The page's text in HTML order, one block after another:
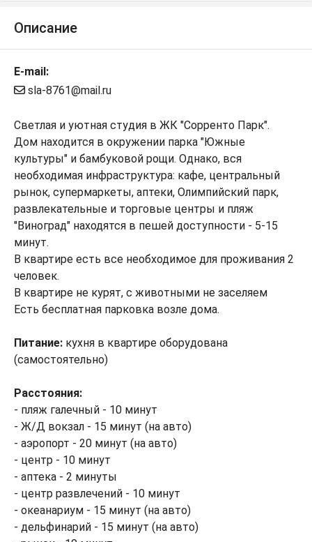
Описание
E-mail:
sla-8761@mail.ru
Светлая и уютная студия в ЖК "Сорренто Парк".
Дом находится в окружении парка "Южные
культуры" и бамбуковой рощи. Однако, вся
необходимая инфраструктура: кафе, центральный
рынок, супермаркеты, аптеки, Олимпийский парк,
развлекательные и торговые центры и пляж
"Виноград" находятся в пешей доступности - 5-15
минут.
В квартире есть все необходимое для проживания 2
человек.
В квартире не курят, с животными не заселяем
Есть бесплатная парковка возле дома.
Питание: кухня в квартире оборудована
(самостоятельно)
Расстояния:
- пляж галечный - 10 минут
- Ж/Д вокзал - 15 минут (на авто)
- аэропорт - 20 минут (на авто)
- центр - 10 минут
- аптека - 2 минуты
- центр развлечений - 10 минут
- океанариум - 15 минут (на авто)
- дельфинарий - 15 минут (на авто)